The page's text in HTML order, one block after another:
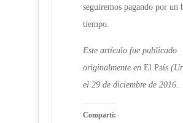
seguiremos pagando por un
tiempo.
Este artículo fue publicado
originalmente en El País
el 29 de diciembre de 2016.
Compartí: